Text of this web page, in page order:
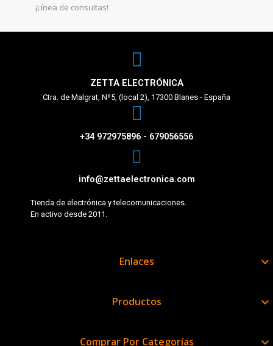
¡Línea de consultas!
ZETTA ELECTRÓNICA
Ctra. de Malgrat, Nº5, (local 2), 17300 Blanes - España
+34 972975896 - 679056556
info@zettaelectronica.com
Tienda de electrónica y telecomunicaciones.
En activo desde 2011.
Enlaces 
Productos 
Comprar Por Categorías 